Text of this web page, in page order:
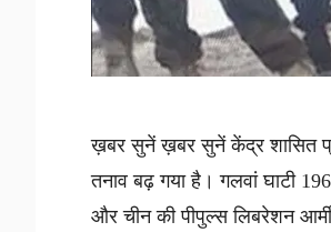
ख़बर सुनें ख़बर सुनें केंद्र शासित
तनाव बढ़ गया है। गलवां घाटी
और चीन की पीपुल्स लिबरेशन